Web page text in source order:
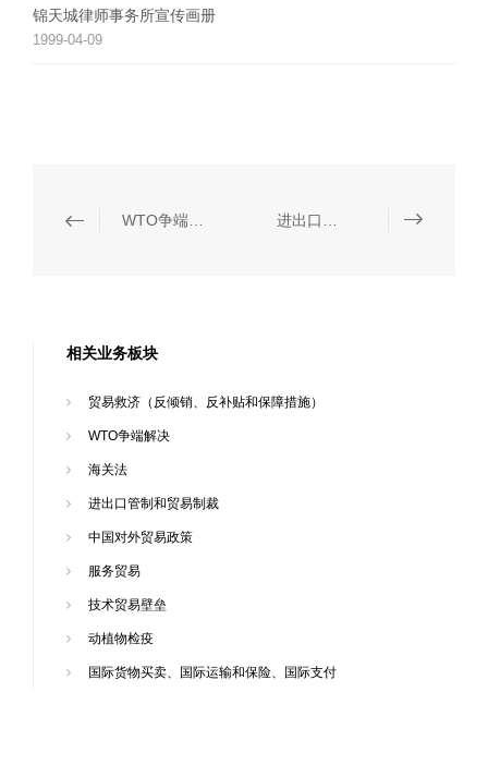
锦天城律师事务所宣传画册
1999-04-09
相关业务板块
贸易救济（反倾销、反补贴和保障措施）
WTO争端解决
海关法
进出口管制和贸易制裁
中国对外贸易政策
服务贸易
技术贸易壁垒
动植物检疫
国际货物买卖、国际运输和保险、国际支付